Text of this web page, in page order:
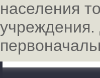
населения